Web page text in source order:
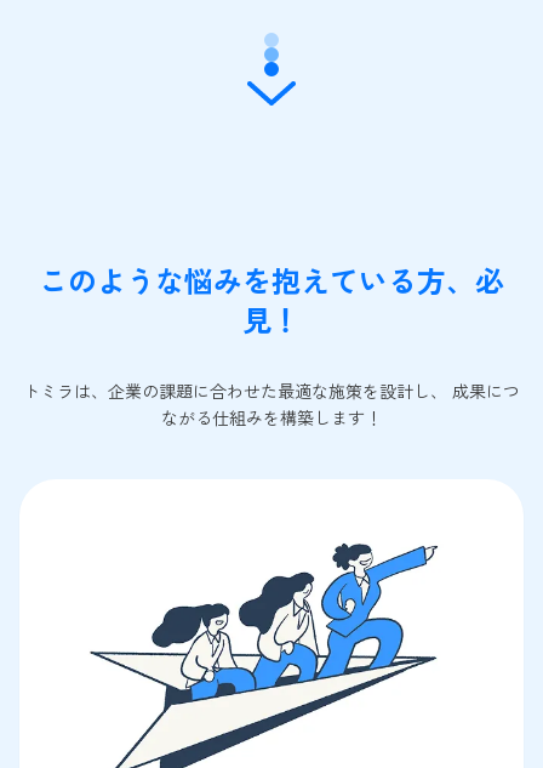
このような悩みを抱えている方、必
見！
トミラは、企業の課題に合わせた最適な施策を設計し、 成果につ
ながる仕組みを構築します！